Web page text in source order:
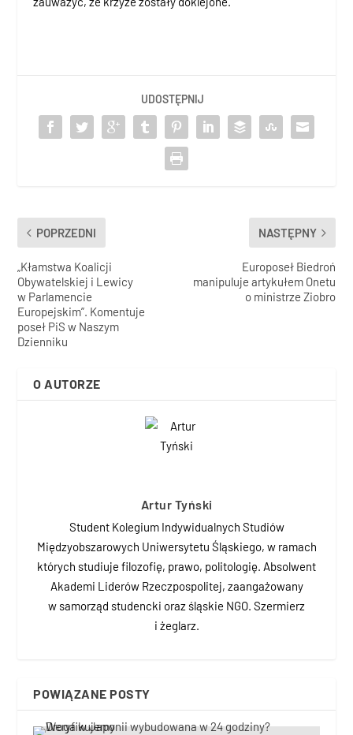
UDOSTĘPNIJ
POPRZEDNI
„Kłamstwa Koalicji
Obywatelskiej i Lewicy
w Parlamencie
Europejskim”. Komentuje
poseł PiS w Naszym
Dzienniku
NASTĘPNY
Europoseł Biedroń
manipuluje artykułem Onetu
o ministrze Ziobro
O AUTORZE
Artur Tyński
Student Kolegium Indywidualnych Studiów
Międzyobszarowych Uniwersytetu Śląskiego, w ramach
których studiuje filozofię, prawo, politologię. Absolwent
Akademi Liderów Rzeczpospolitej, zaangażowany
w samorząd studencki oraz śląskie NGO. Szermierz
i żeglarz.
POWIĄZANE POSTY